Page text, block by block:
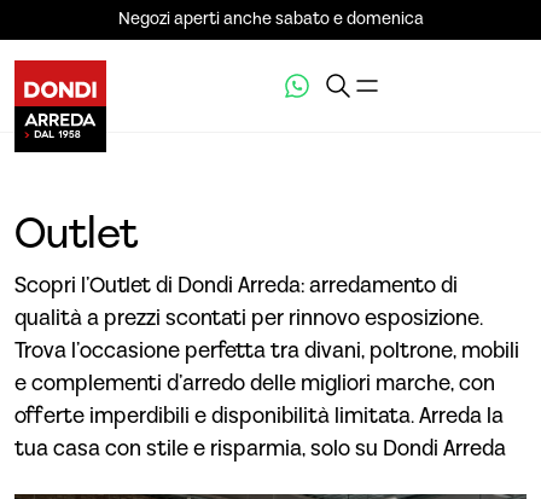
Negozi aperti anche sabato e domenica
Outlet
Scopri l’Outlet di Dondi Arreda: arredamento di
qualità a prezzi scontati per rinnovo esposizione.
Trova l’occasione perfetta tra divani, poltrone, mobili
e complementi d’arredo delle migliori marche, con
offerte imperdibili e disponibilità limitata. Arreda la
tua casa con stile e risparmia, solo su Dondi Arreda